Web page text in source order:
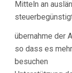
Mitteln an
übernahme der
so dass es
besuchen